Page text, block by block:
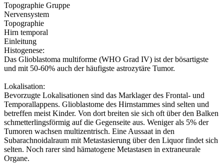
Topographie Gruppe
Nervensystem
Topographie
Hirn temporal
Einleitung
Histogenese:
Das Glioblastoma multiforme (WHO Grad IV) ist der bösartigste
und mit 50-60% auch der häufigste astrozytäre Tumor.
Lokalisation:
Bevorzugte Lokalisationen sind das Marklager des Frontal- und
Temporallappens. Glioblastome des Hirnstammes sind selten und
betreffen meist Kinder. Von dort breiten sie sich oft über den Balken
schmetterlingsförmig auf die Gegenseite aus. Weniger als 5% der
Tumoren wachsen multizentrisch. Eine Aussaat in den
Subarachnoidalraum mit Metastasierung über den Liquor findet sich
selten. Noch rarer sind hämatogene Metastasen in extraneurale
Organe.